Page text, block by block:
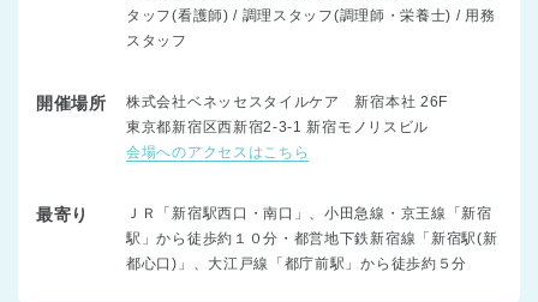
タッフ(看護師) / 調理スタッフ(調理師・栄養士) / 用務
スタッフ
開催場所
株式会社ベネッセスタイルケア 新宿本社 26F
東京都新宿区西新宿2-3-1 新宿モノリスビル
会場へのアクセスはこちら
最寄り
ＪＲ「新宿駅西口・南口」、小田急線・京王線「新宿
駅」から徒歩約１０分・都営地下鉄新宿線「新宿駅(新
都心口)」、大江戸線「都庁前駅」から徒歩約５分